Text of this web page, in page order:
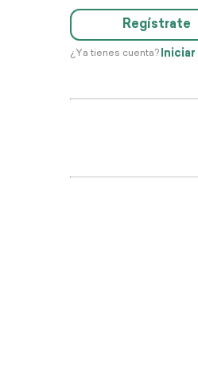
Regístrate
¿Ya tienes cuenta? Iniciar